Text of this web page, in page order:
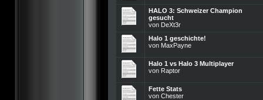
HALO 3: Schweizer Champion
gesucht
von DeXt3r
Halo 1 geschichte!
von MaxPayne
Halo 1 vs Halo 3 Multiplayer
von Raptor
Fette Stats
von Chester